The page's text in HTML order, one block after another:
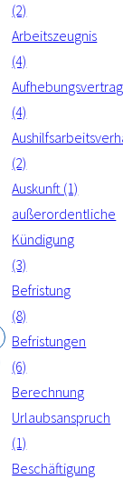
(2)
Arbeitszeugnis
(4)
Aufhebungsvertrag
(4)
(2)
Auskunft (1)
außerordentliche
Kündigung
(3)
Befristung
(8)
Befristungen
(6)
Berechnung
Urlaubsanspruch
(1)
Beschäftigung